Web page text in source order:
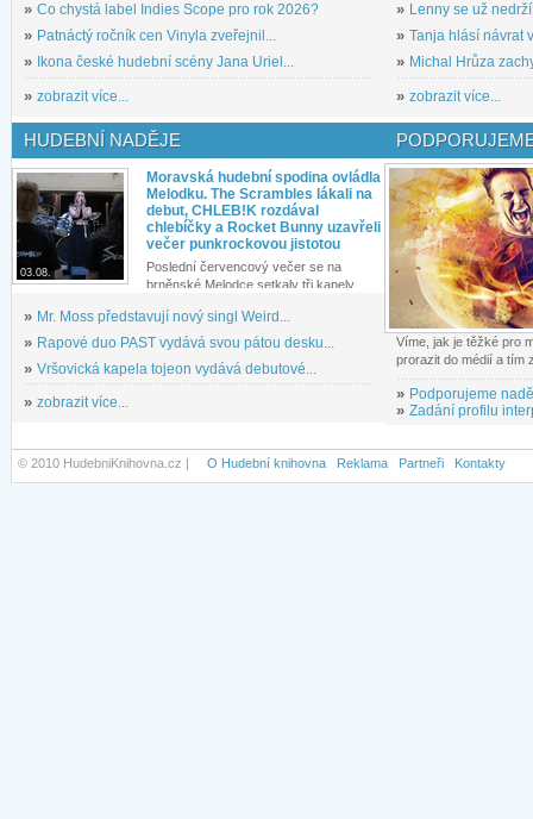
» Co chystá label Indies Scope pro rok 2026?
» Patnáctý ročník cen Vinyla zveřejnil...
»
Ikona české hudební scény Jana Uriel...
» zobrazit více...
» Lenny se už
» Tanja hlásí návrat
» Michal Hrůza
» zobrazit více...
HUDEBNÍ NADĚJE
03.08.
Moravská hudební spodina ovládla
Melodku. The Scrambles lákali na
debut, CHLEB!K rozdával
chlebíčky a Rocket Bunny uzavřeli
večer punkrockovou jistotou
Poslední červencový večer se na
brněnské Melodce setkaly tři kapely...
» Mr. Moss představují nový singl Weird...
» Rapové duo PAST vydává svou pátou desku...
» Vršovická kapela tojeon vydává debutové...
» zobrazit více...
Víme, jak je těžké pro
prorazit do médií a tím
» Podporujeme
» Zadání profilu
© 2010 HudebniKnihovna.cz | O Hudební knihovna Reklama Partneři Kontakty